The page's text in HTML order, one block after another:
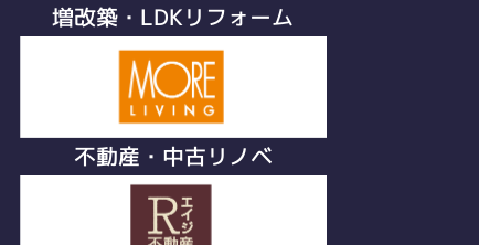
増改築・LDKリフォーム
不動産・中古リノベ